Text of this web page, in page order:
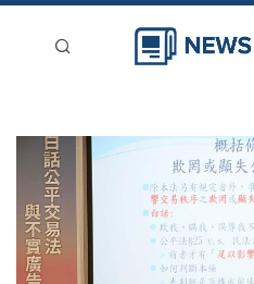
新聞稿分類
登入